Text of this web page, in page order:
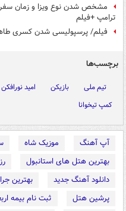
مشخص شدن نوع ویزا و زمان سفر
ترامپ +فیلم
فیلم/ پرسپولیسی شدن کسری
برچسب‌ها
تیم ملی بازیکن امید نورافکن
کمپ تیخوانا
آپ آهنگ موزیک شاه
بهترین هتل های استانبول
دانلود آهنگ جدید
بهترین
پرشین هتل
ثبت نام بیمه